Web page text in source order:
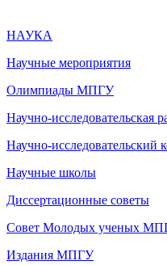
НАУКА
Научные мероприятия
Олимпиады МПГУ
Научно-исследовательская
Научно-
Научные школы
Диссертационные советы
Совет Молодых ученых
Издания МПГУ